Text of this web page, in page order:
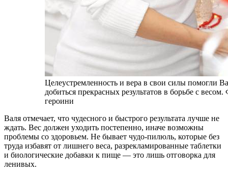
Целеустремленность и вера в свои силы помогли
добиться прекрасных результатов в борьбе с
героини
Валя отмечает, что чудесного и быстрого результата лучше не
ждать. Вес должен уходить постепенно, иначе возможны
проблемы со здоровьем. Не бывает чудо-пилюль, которые без
труда избавят от лишнего веса, разрекламированные таблетки
и биологические добавки к пище — это лишь отговорка для
ленивых.